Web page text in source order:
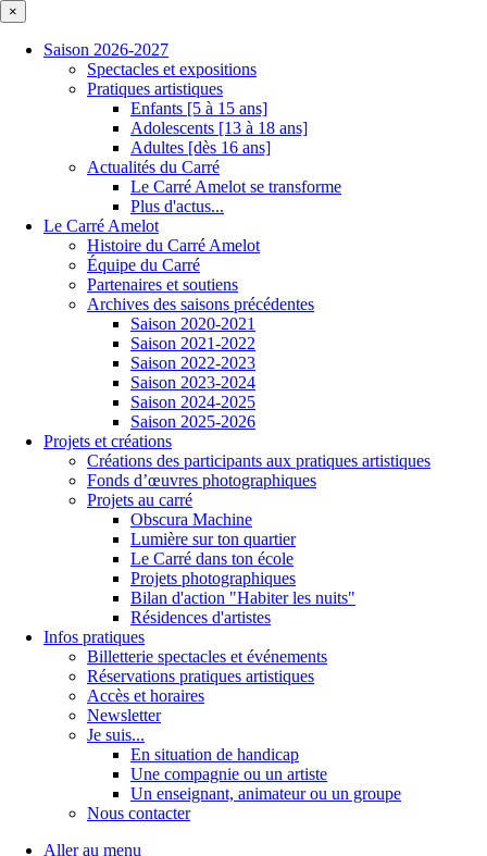
×
Saison 2026-2027
Spectacles et expositions
Pratiques artistiques
Enfants [5 à 15 ans]
Adolescents [13 à 18 ans]
Adultes [dès 16 ans]
Actualités du Carré
Le Carré Amelot se transforme
Plus d'actus...
Le Carré Amelot
Histoire du Carré Amelot
Équipe du Carré
Partenaires et soutiens
Archives des saisons précédentes
Saison 2020-2021
Saison 2021-2022
Saison 2022-2023
Saison 2023-2024
Saison 2024-2025
Saison 2025-2026
Projets et créations
Créations des participants aux pratiques artistiques
Fonds d’œuvres photographiques
Projets au carré
Obscura Machine
Lumière sur ton quartier
Le Carré dans ton école
Projets photographiques
Bilan d'action "Habiter les nuits"
Résidences d'artistes
Infos pratiques
Billetterie spectacles et événements
Réservations pratiques artistiques
Accès et horaires
Newsletter
Je suis...
En situation de handicap
Une compagnie ou un artiste
Un enseignant, animateur ou un groupe
Nous contacter
Aller au menu